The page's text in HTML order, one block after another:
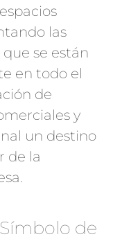
las
se están
en todo el
de
y
un destino
de la
de